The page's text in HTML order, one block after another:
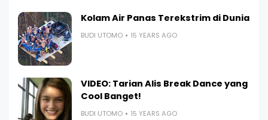
Kolam Air Panas Terekstrim di Dunia
BUDI UTOMO 15 YEARS AGO
VIDEO: Tarian Alis Break Dance yang
Cool Banget!
BUDI UTOMO 15 YEARS AGO